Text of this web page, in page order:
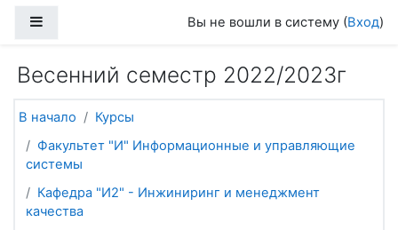
Вы не вошли в систему (Вход)
Весенний семестр 2022/2023г
В начало
Курсы
Факультет "И" Информационные и управляющие
системы
Кафедра "И2" - Инжиниринг и менеджмент
качества